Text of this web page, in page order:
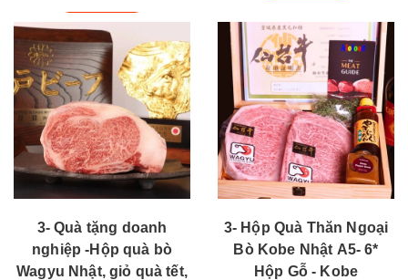
MUA HÀNG
3- Quà tặng doanh
nghiệp -Hộp quà bò
Wagyu Nhật, giỏ quà tết,
3- Hộp Quà Thăn Ngoại
Bò Kobe Nhật A5- 6*
Hộp Gỗ - Kobe